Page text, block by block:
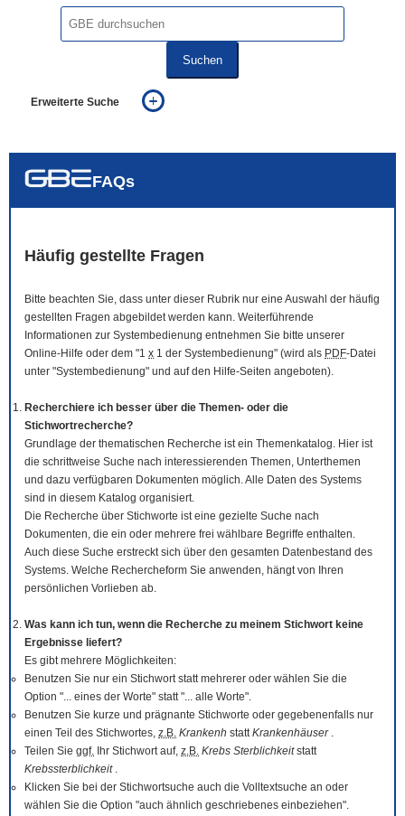
Suchen
Erweiterte Suche
auch in allen Texten suchen (Volltextsuche)
FAQs
Häufig gestellte Fragen
Bitte beachten Sie, dass unter dieser Rubrik nur eine Auswahl der häufig
gestellten Fragen abgebildet werden kann. Weiterführende
Informationen zur Systembedienung entnehmen Sie bitte unserer
Online-Hilfe oder dem "1 x 1 der Systembedienung" (wird als PDF-Datei
unter "Systembedienung" und auf den Hilfe-Seiten angeboten).
Recherchiere ich besser über die Themen- oder die
Stichwortrecherche?
Grundlage der thematischen Recherche ist ein Themenkatalog. Hier ist
die schrittweise Suche nach interessierenden Themen, Unterthemen
und dazu verfügbaren Dokumenten möglich. Alle Daten des Systems
sind in diesem Katalog organisiert.
Die Recherche über Stichworte ist eine gezielte Suche nach
Dokumenten, die ein oder mehrere frei wählbare Begriffe enthalten.
Auch diese Suche erstreckt sich über den gesamten Datenbestand des
Systems. Welche Rechercheform Sie anwenden, hängt von Ihren
persönlichen Vorlieben ab.
Was kann ich tun, wenn die Recherche zu meinem Stichwort keine
Ergebnisse liefert?
Es gibt mehrere Möglichkeiten:
Benutzen Sie nur ein Stichwort statt mehrerer oder wählen Sie die
Option "... eines der Worte" statt "... alle Worte".
Benutzen Sie kurze und prägnante Stichworte oder gegebenenfalls nur
einen Teil des Stichwortes, z.B. Krankenh stattKrankenhäuser .
Teilen Sie ggf. Ihr Stichwort auf, z.B. Krebs Sterblichkeitstatt
Krebssterblichkeit .
Klicken Sie bei der Stichwortsuche auch die Volltextsuche an oder
wählen Sie die Option "auch ähnlich geschriebenes einbeziehen".